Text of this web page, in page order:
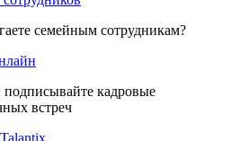
семейным сотрудникам?
подписывайте кадровые
встреч